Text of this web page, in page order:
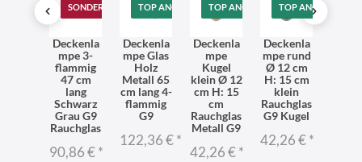
SONDERANGEBOT
Deckenla
mpe 3-
flammig
47 cm
lang
Schwarz
Grau G9
Rauchglas
90,86 €*
TOP ANGEBOT
Deckenla
mpe Glas
Holz
Metall 65
cm lang 4-
flammig
G9
122,36 €*
TOP ANGEBOT
Deckenla
mpe
Kugel
klein Ø 12
cm H: 15
cm
Rauchglas
Metall G9
42,26 €*
TOP ANGEBOT
Deckenla
mpe rund
Ø 12 cm
H: 15 cm
klein
Rauchglas
G9 Kugel
42,26 €*